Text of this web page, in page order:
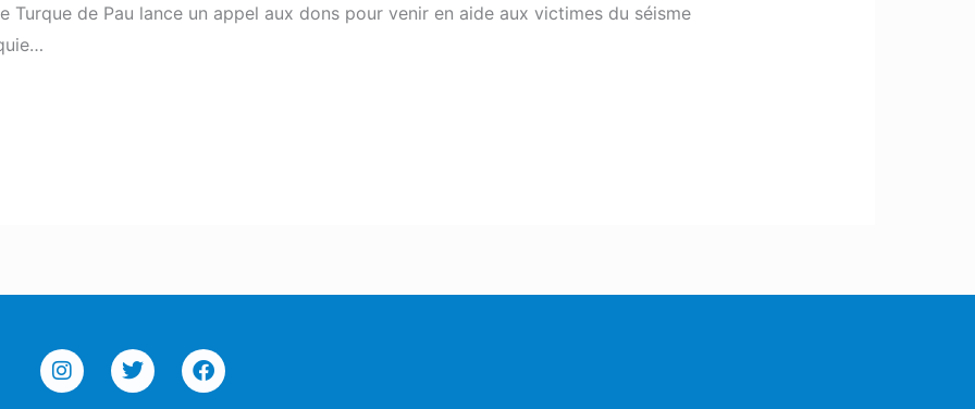
Turque de Pau lance un appel aux dons pour venir en aide aux victimes du séisme
I
n
T
w
F
a